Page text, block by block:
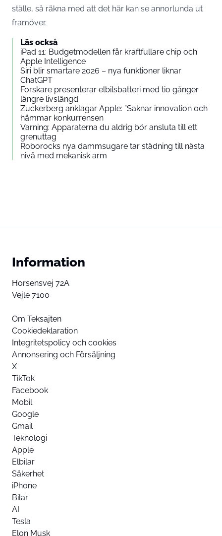
ställe, så räkna med att det här kan se annorlunda ut
framöver.
Läs också
iPad 11: Budgetmodellen får kraftfullare chip och
Apple Intelligence
Siri blir smartare 2026 – nya funktioner liknar
ChatGPT
Forskare presenterar elbilsbatteri med tio gånger
längre livslängd
Zuckerberg anklagar Apple: ”Saknar innovation och
hämmar konkurrensen
Varning: Apparaterna du aldrig bör ansluta till ett
grenuttag
Roborocks nya dammsugare tar städning till nästa
nivå med mekanisk arm
Information
Horsensvej 72A
Vejle 7100
Om Teksajten
Cookiedeklaration
Integritetspolicy och cookies
Annonsering och Försäljning
X
TikTok
Facebook
Mobil
Google
Gmail
Teknologi
Apple
Elbilar
Säkerhet
iPhone
Bilar
AI
Tesla
Elon Musk